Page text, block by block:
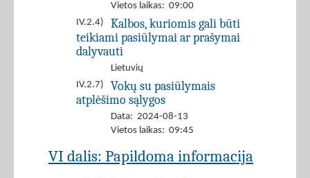
Vietos laikas: 09:00
IV.2.4)
Kalbos, kuriomis gali būti
teikiami pasiūlymai ar prašymai
dalyvauti
Lietuvių
IV.2.7)
Vokų su pasiūlymais
atplėšimo sąlygos
Data: 2024-08-13
Vietos laikas: 09:45
VI dalis: Papildoma informacija